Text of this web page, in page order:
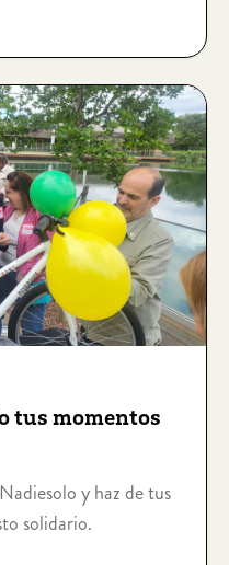
tus momentos
y haz de tus
solidario.